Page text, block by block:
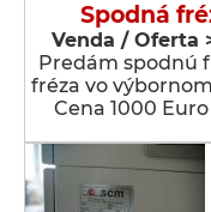
Spodná
Venda / Oferta
Predám spodnú
fréza vo
Cena 1000